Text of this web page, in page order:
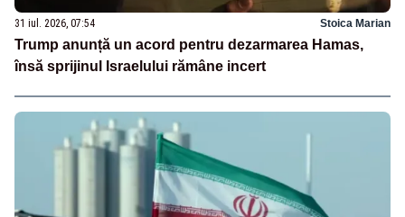
31 iul. 2026, 07:54 Stoica Marian
Trump anunță un acord pentru dezarmarea Hamas,
însă sprijinul Israelului rămâne incert